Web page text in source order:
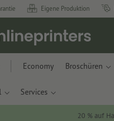
Eigene Produktion
Economy Broschüren
Services
20 % auf